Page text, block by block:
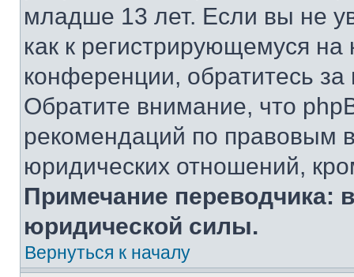
младше 13 лет. Если вы не
как к регистрирующемуся
конференции, обратитесь
Обратите внимание, что
рекомендаций по правовым
юридических отношений,
Примечание переводчика:
юридической силы.
Вернуться к началу